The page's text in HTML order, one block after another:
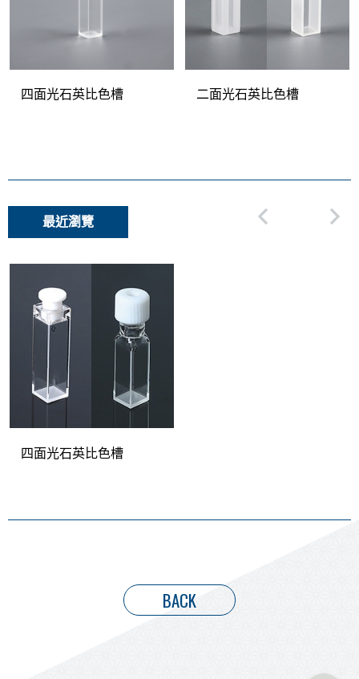
四面光石英比色槽 二面光石英比色槽
最近瀏覽
四面光石英比色槽
BACK